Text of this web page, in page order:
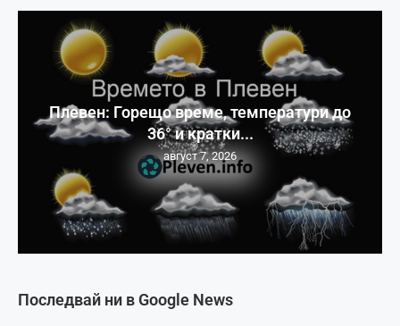
Последвай ни в Google News
Плевен: Горещо време, температури до
36° и кратки...
август 7, 2026